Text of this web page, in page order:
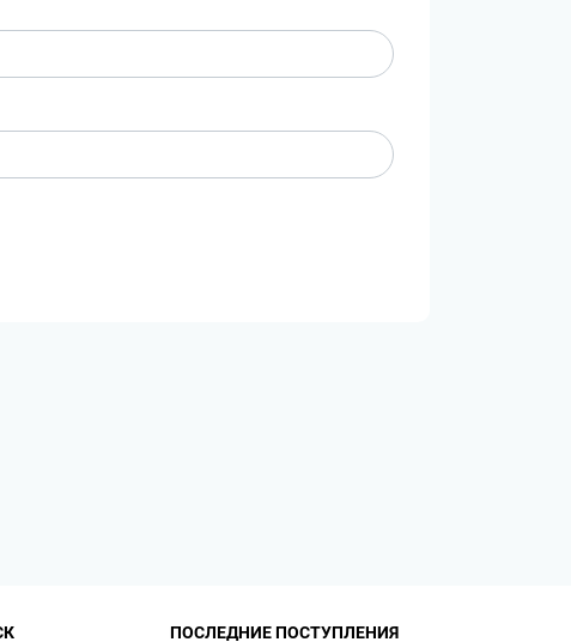
ПОСЛЕДНИЕ ПОСТУПЛЕНИЯ